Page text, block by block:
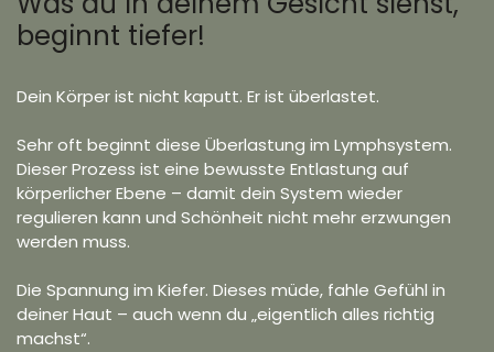
beginnt tiefer!
Dein Körper ist nicht kaputt. Er ist überlastet.
Sehr oft beginnt diese Überlastung im Lymphsystem.
Dieser Prozess ist eine bewusste Entlastung auf
körperlicher Ebene – damit dein System wieder
regulieren kann und Schönheit nicht mehr erzwungen
werden muss.
Die Spannung im Kiefer. Dieses müde, fahle Gefühl in
deiner Haut – auch wenn du „eigentlich alles richtig
machst“.